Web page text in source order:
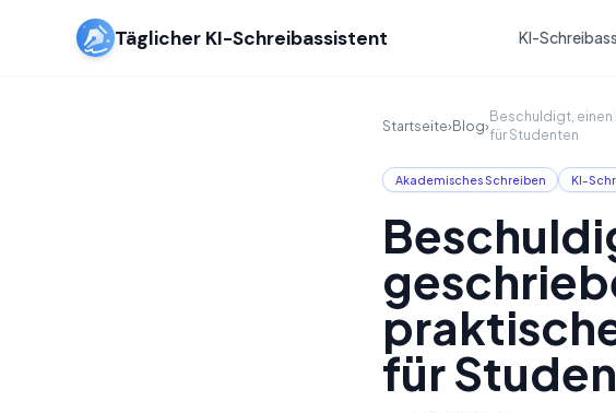
Täglicher KI-Schreibassistent KI-
Startseite›Blog›
Beschuldigt, einen
für Studenten
Akademisches Schreiben KI-
für